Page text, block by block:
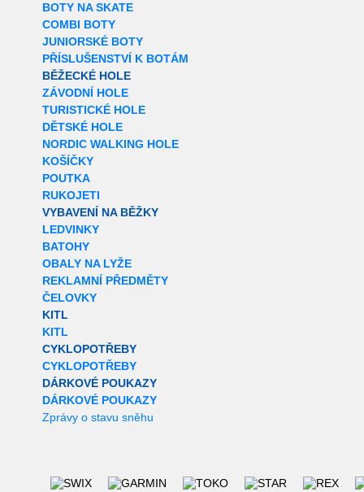
BOTY NA SKATE
COMBI BOTY
JUNIORSKÉ BOTY
PŘÍSLUŠENSTVÍ K BOTÁM
BĚŽECKÉ HOLE
ZÁVODNÍ HOLE
TURISTICKÉ HOLE
DĚTSKÉ HOLE
NORDIC WALKING HOLE
KOŠÍČKY
POUTKA
RUKOJETI
VYBAVENÍ NA BĚŽKY
LEDVINKY
BATOHY
OBALY NA LYŽE
REKLAMNÍ PŘEDMĚTY
ČELOVKY
KITL
KITL
CYKLOPOTŘEBY
CYKLOPOTŘEBY
DÁRKOVÉ POUKAZY
DÁRKOVÉ POUKAZY
Zprávy o stavu sněhu